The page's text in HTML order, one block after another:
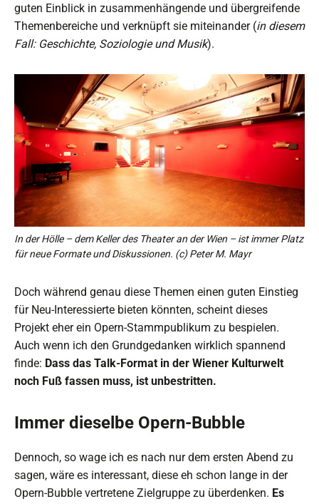
guten Einblick in zusammenhängende und übergreifende
Themenbereiche und verknüpft sie miteinander (in diesem
Fall: Geschichte, Soziologie und Musik).
In der Hölle – dem Keller des Theater an der Wien – ist immer Platz
für neue Formate und Diskussionen. (c) Peter M. Mayr
Doch während genau diese Themen einen guten Einstieg
für Neu-Interessierte bieten könnten, scheint dieses
Projekt eher ein Opern-Stammpublikum zu bespielen.
Auch wenn ich den Grundgedanken wirklich spannend
finde: Dass das Talk-Format in der Wiener Kulturwelt
noch Fuß fassen muss, ist unbestritten.
Immer dieselbe Opern-Bubble
Dennoch, so wage ich es nach nur dem ersten Abend zu
sagen, wäre es interessant, diese eh schon lange in der
Opern-Bubble vertretene Zielgruppe zu überdenken. Es